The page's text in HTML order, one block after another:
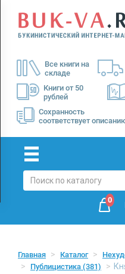
Все книги на
складе
Книги от 50
рублей
Сохранность
соответствует
Menu
Доставка
Оплата
0
Главная Каталог
Публицистика (381)